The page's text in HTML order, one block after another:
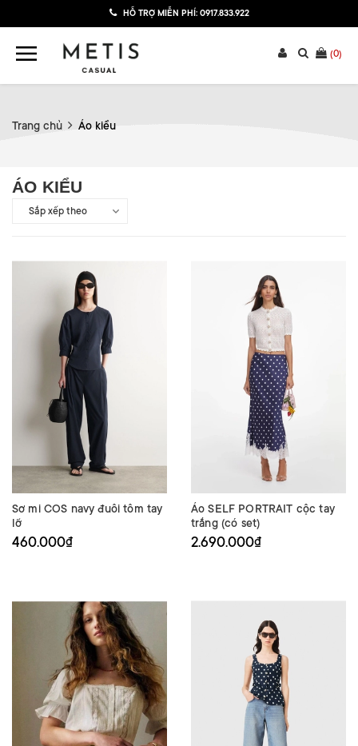
HỖ TRỢ MIỄN PHÍ: 0917.833.922
(0)
Trang chủ Áo kiểu
ÁO KIỂU
Sắp xếp theo
Sơ mi COS navy đuôi tôm tay
lỡ
460.000₫
Áo SELF PORTRAIT cộc tay
trắng (có set)
2.690.000₫